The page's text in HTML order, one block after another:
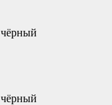
чёрный
чёрный